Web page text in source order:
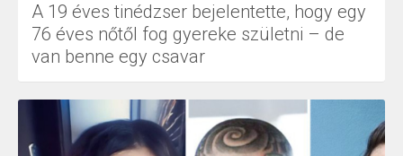
A 19 éves tinédzser bejelentette, hogy egy
76 éves nőtől fog gyereke születni – de
van benne egy csavar